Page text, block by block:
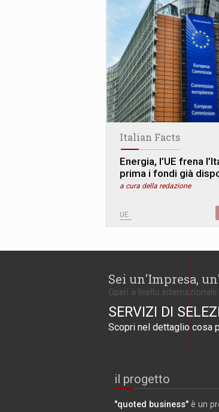
Italian Facts
Energia, l’UE frena
prima i fondi già
a cura della redazione
UE
Sei un'Impresa,
Operi a livello
SERVIZI DI
Scopri nel dettaglio cosa
il progetto
"quoted business" è un